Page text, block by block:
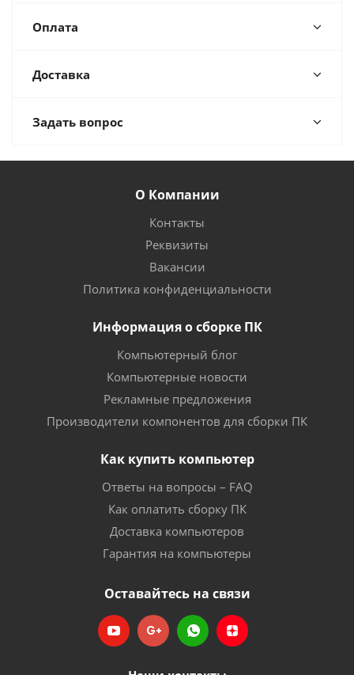
Оплата
Доставка
Задать вопрос
О Компании
Контакты
Реквизиты
Вакансии
Политика конфиденциальности
Информация о сборке ПК
Компьютерный блог
Компьютерные новости
Рекламные предложения
Производители компонентов для сборки ПК
Как купить компьютер
Ответы на вопросы – FAQ
Как оплатить сборку ПК
Доставка компьютеров
Гарантия на компьютеры
Оставайтесь на связи